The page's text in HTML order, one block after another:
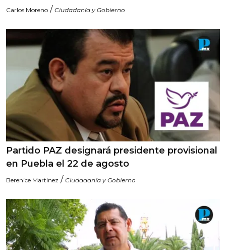
Carlos Moreno / Ciudadanía y Gobierno
Partido PAZ designará presidente provisional
en Puebla el 22 de agosto
Berenice Martinez / Ciudadanía y Gobierno